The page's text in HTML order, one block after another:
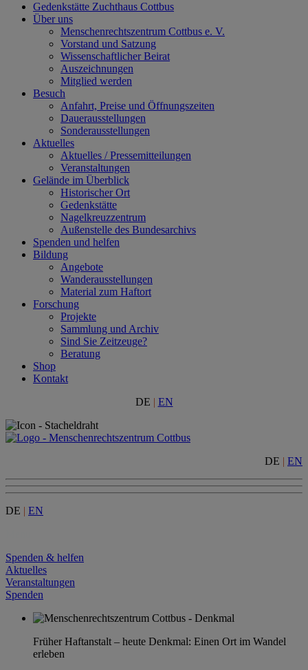
Gedenkstätte Zuchthaus Cottbus
Über uns
Menschenrechtszentrum Cottbus e. V.
Vorstand und Satzung
Wissenschaftlicher Beirat
Auszeichnungen
Mitglied werden
Besuch
Anfahrt, Preise und Öffnungszeiten
Dauerausstellungen
Sonderausstellungen
Aktuelles
Aktuelles / Pressemitteilungen
Veranstaltungen
Gelände im Überblick
Historischer Ort
Gedenkstätte
Nagelkreuzzentrum
Außenstelle des Bundesarchivs
Spenden und helfen
Bildung
Angebote
Wanderausstellungen
Material zum Haftort
Forschung
Projekte
Sammlung und Archiv
Sind Sie Zeitzeuge?
Beratung
Shop
Kontakt
DE | EN
DE | EN
DE | EN
Spenden & helfen
Aktuelles
Veranstaltungen
Spenden
Früher Haftanstalt – heute Denkmal: Einen Ort im Wandel
erleben